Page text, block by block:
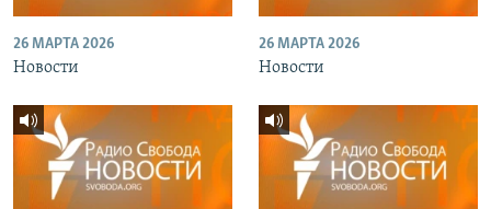
26 МАРТА 2026
Новости
26 МАРТА 2026
Новости